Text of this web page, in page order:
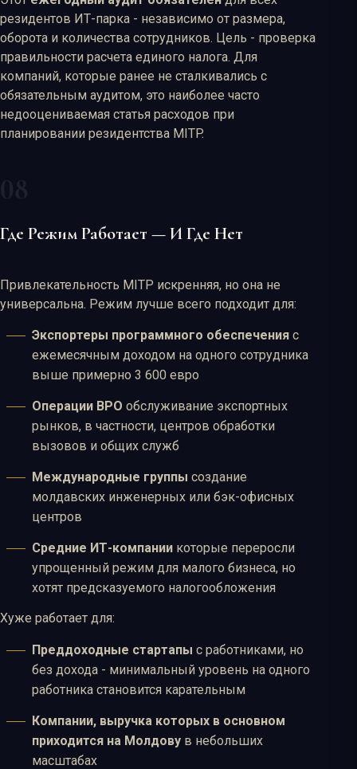
резидентов ИТ-парка - независимо от размера,
оборота и количества сотрудников. Цель - проверка
правильности расчета единого налога. Для
компаний, которые ранее не сталкивались с
обязательным аудитом, это наиболее часто
недооцениваемая статья расходов при
планировании резидентства MITP.
Где Режим Работает — И Где Нет
Привлекательность MITP искренняя, но она не
универсальна. Режим лучше всего подходит для:
Экспортеры программного обеспечения с
ежемесячным доходом на одного сотрудника
выше примерно 3 600 евро
Операции BPO обслуживание экспортных
рынков, в частности, центров обработки
вызовов и общих служб
Международные группы создание
молдавских инженерных или бэк-офисных
центров
Средние ИТ-компании которые переросли
упрощенный режим для малого бизнеса, но
хотят предсказуемого налогообложения
Хуже работает для:
Преддоходные стартапы с работниками, но
без дохода - минимальный уровень на одного
работника становится карательным
Компании, выручка которых в основном
приходится на Молдову в небольших
масштабах